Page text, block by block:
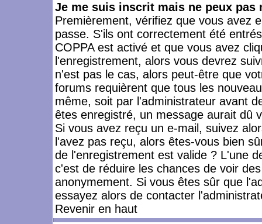
Je me suis inscrit mais ne peux pas
Premièrement, vérifiez que vous avez
passe. S'ils ont correctement été
COPPA est activé et que vous avez
l'enregistrement, alors vous devrez
n'est pas le cas, alors peut-être que
forums requièrent que tous les
même, soit par l'administrateur avant
êtes enregistré, un message aurait dû
Si vous avez reçu un e-mail, suivez
l'avez pas reçu, alors êtes-vous bien
de l'enregistrement est valide ? L'une
c'est de réduire les chances de voir
anonymement. Si vous êtes sûr que
essayez alors de contacter
Revenir en haut